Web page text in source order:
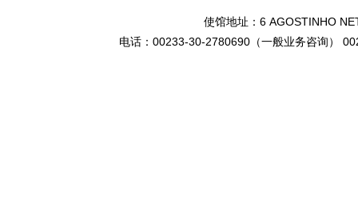
使馆地址：6 AGOSTINHO
电话：00233-30-2780690（一般业务咨询）